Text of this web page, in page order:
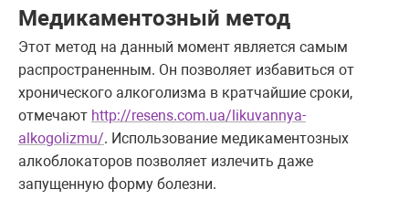
Медикаментозный метод
Этот метод на данный момент является самым
распространенным. Он позволяет избавиться от
хронического алкоголизма в кратчайшие сроки,
отмечают http://resens.com.ua/likuvannya-
alkogolizmu/. Использование медикаментозных
алкоблокаторов позволяет излечить даже
запущенную форму болезни.